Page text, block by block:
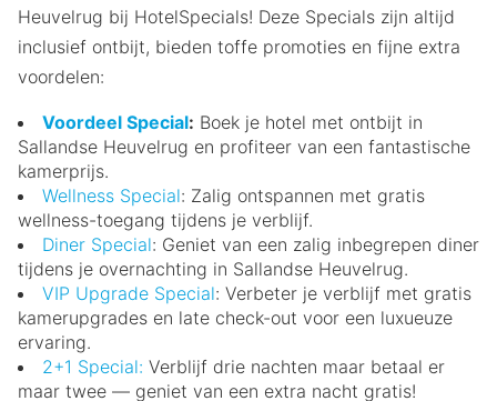
Heuvelrug bij HotelSpecials! Deze Specials zijn altijd
inclusief ontbijt, bieden toffe promoties en fijne extra
voordelen:
Voordeel Special: Boek je hotel met ontbijt in
Sallandse Heuvelrug en profiteer van een fantastische
kamerprijs.
Wellness Special: Zalig ontspannen met gratis
wellness-toegang tijdens je verblijf.
Diner Special: Geniet van een zalig inbegrepen diner
tijdens je overnachting in Sallandse Heuvelrug.
VIP Upgrade Special: Verbeter je verblijf met gratis
kamerupgrades en late check-out voor een luxueuze
ervaring.
2+1 Special: Verblijf drie nachten maar betaal er
maar twee — geniet van een extra nacht gratis!